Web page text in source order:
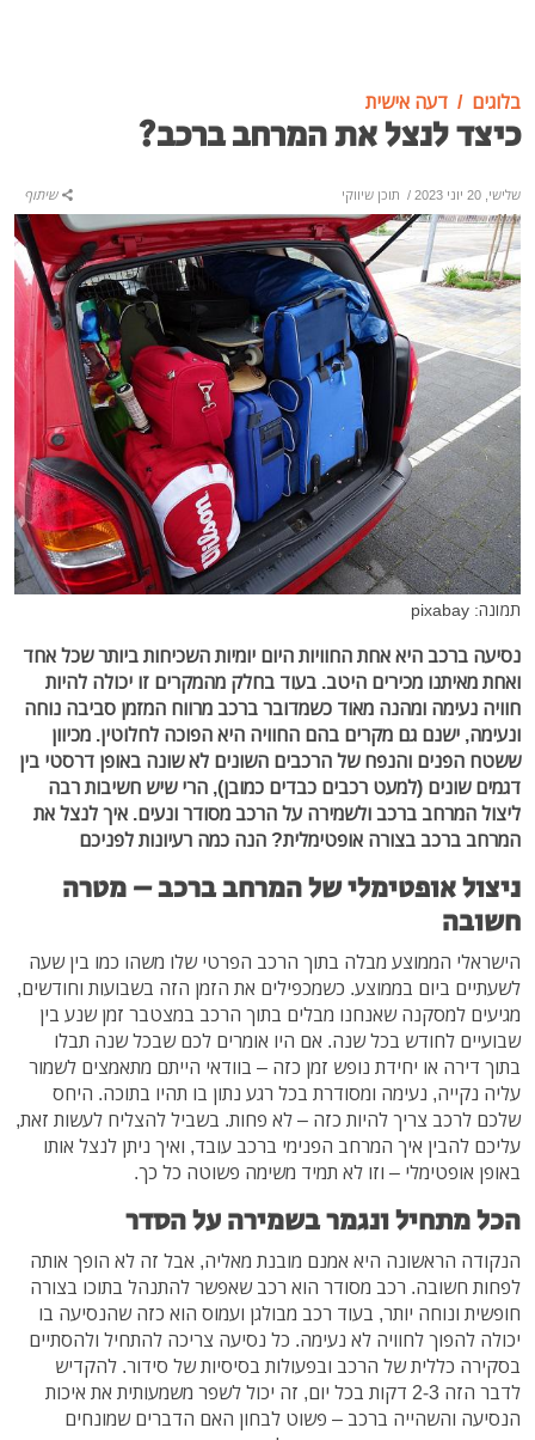
בלוגים דעה אישית
כיצד לנצל את המרחב ברכב?
שלישי, 20 יוני 2023 / תוכן שיווקי שיתוף
תמונה: pixabay
נסיעה ברכב היא אחת החוויות היום יומיות השכיחות ביותר שכל אחד
ואחת מאיתנו מכירים היטב. בעוד בחלק מהמקרים זו יכולה להיות
חוויה נעימה ומהנה מאוד כשמדובר ברכב מרווח המזמן סביבה נוחה
ונעימה, ישנם גם מקרים בהם החוויה היא הפוכה לחלוטין. מכיוון
ששטח הפנים והנפח של הרכבים השונים לא שונה באופן דרסטי בין
דגמים שונים (למעט רכבים כבדים כמובן), הרי שיש חשיבות רבה
ליצול המרחב ברכב ולשמירה על הרכב מסודר ונעים. איך לנצל את
המרחב ברכב בצורה אופטימלית? הנה כמה רעיונות לפניכם
ניצול אופטימלי של המרחב ברכב – מטרה
חשובה
הישראלי הממוצע מבלה בתוך הרכב הפרטי שלו משהו כמו בין שעה
לשעתיים ביום בממוצע. כשמכפילים את הזמן הזה בשבועות וחודשים,
מגיעים למסקנה שאנחנו מבלים בתוך הרכב במצטבר זמן שנע בין
שבועיים לחודש בכל שנה. אם היו אומרים לכם שבכל שנה תבלו
בתוך דירה או יחידת נופש זמן כזה – בוודאי הייתם מתאמצים לשמור
עליה נקייה, נעימה ומסודרת בכל רגע נתון בו תהיו בתוכה. היחס
שלכם לרכב צריך להיות כזה – לא פחות. בשביל להצליח לעשות זאת,
עליכם להבין איך המרחב הפנימי ברכב עובד, ואיך ניתן לנצל אותו
באופן אופטימלי – וזו לא תמיד משימה פשוטה כל כך.
הכל מתחיל ונגמר בשמירה על הסדר
הנקודה הראשונה היא אמנם מובנת מאליה, אבל זה לא הופך אותה
לפחות חשובה. רכב מסודר הוא רכב שאפשר להתנהל בתוכו בצורה
חופשית ונוחה יותר, בעוד רכב מבולגן ועמוס הוא כזה שהנסיעה בו
יכולה להפוך לחוויה לא נעימה. כל נסיעה צריכה להתחיל ולהסתיים
בסקירה כללית של הרכב ובפעולות בסיסיות של סידור. להקדיש
לדבר הזה 2-3 דקות בכל יום, זה יכול לשפר משמעותית את איכות
הנסיעה והשהייה ברכב – פשוט לבחון האם הדברים שמונחים